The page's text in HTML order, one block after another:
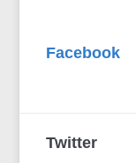
Facebook
Twitter